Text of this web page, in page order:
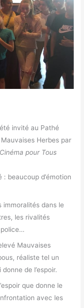
invité au Pathé
Herbes par
Cinéma pour Tous
beaucoup d’émotion
immoralités dans le
les rivalités
Mauvaises
réaliste tel un
de l’espoir.
que donne le
avec les